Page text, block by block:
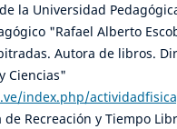
la Universidad
"Rafael Alberto
Autora de libros.
Ciencias"
index.php/
Recreación y Tiempo